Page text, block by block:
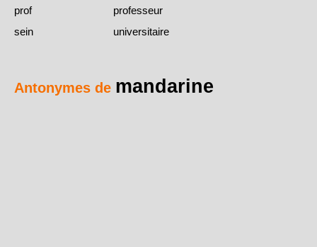
prof
professeur
sein
universitaire
Antonymes de mandarine